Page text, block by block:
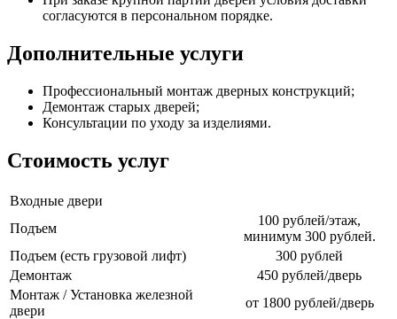
согласуются в персональном порядке.
Дополнительные услуги
Профессиональный монтаж дверных конструкций;
Демонтаж старых дверей;
Консультации по уходу за изделиями.
Стоимость услуг
Входные двери
Подъем
100 рублей/этаж,
минимум 300 рублей.
Подъем (есть грузовой лифт)
300 рублей
Демонтаж
450 рублей/дверь
Монтаж / Установка железной
двери
от 1800 рублей/дверь